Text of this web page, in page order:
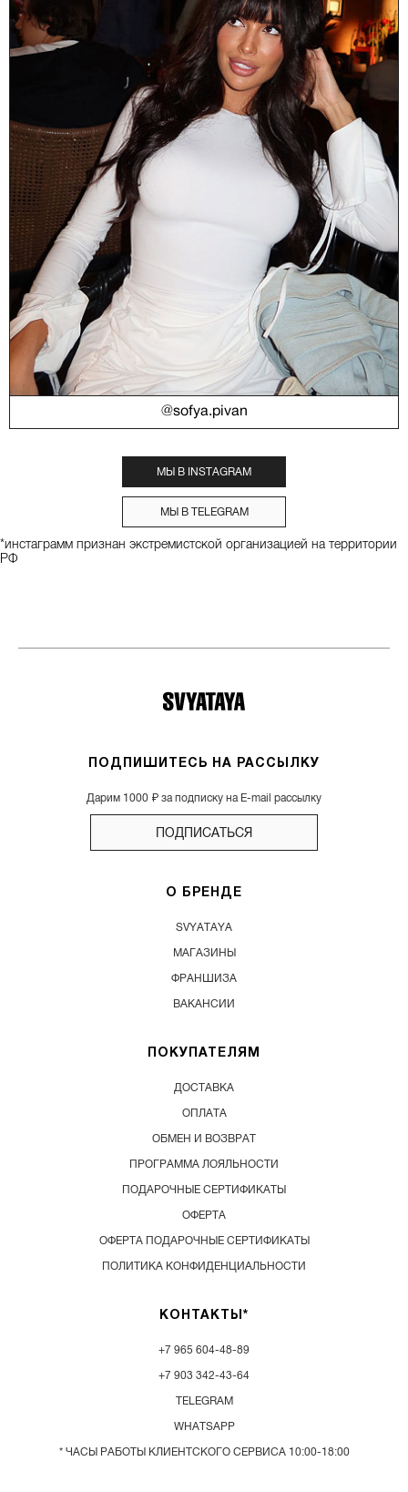
@sofya.pivan
МЫ В INSTAGRAM
МЫ В TELEGRAM
*инстаграмм признан экстремистской организацией на территории
РФ
О БРЕНДЕ
SVYATAYA
МАГАЗИНЫ
ФРАНШИЗА
ВАКАНСИИ
ПОКУПАТЕЛЯМ
ДОСТАВКА
ОПЛАТА
ОБМЕН И ВОЗВРАТ
ПРОГРАММА ЛОЯЛЬНОСТИ
ПОДАРОЧНЫЕ СЕРТИФИКАТЫ
ОФЕРТА
ОФЕРТА ПОДАРОЧНЫЕ СЕРТИФИКАТЫ
ПОЛИТИКА КОНФИДЕНЦИАЛЬНОСТИ
КОНТАКТЫ*
+7 965 604-48-89
+7 903 342-43-64
TELEGRAM
WHATSAPP
* ЧАСЫ РАБОТЫ КЛИЕНТСКОГО СЕРВИСА 10:00-18:00
ПОДПИШИТЕСЬ НА РАССЫЛКУ
Дарим 1000 ₽ за подписку на E-mail рассылку
ПОДПИСАТЬСЯ